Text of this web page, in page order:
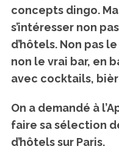
concepts dingo.
s’intéresser non
d’hôtels. Non pas
non le vrai bar, en
avec cocktails,
On a demandé à
faire sa sélection
d’hôtels sur Paris.